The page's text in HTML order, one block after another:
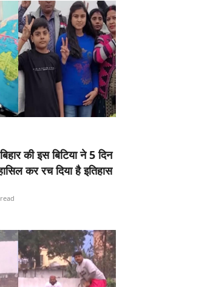
की इस बिटिया ने 5 दिन
कर रच दिया है इतिहास